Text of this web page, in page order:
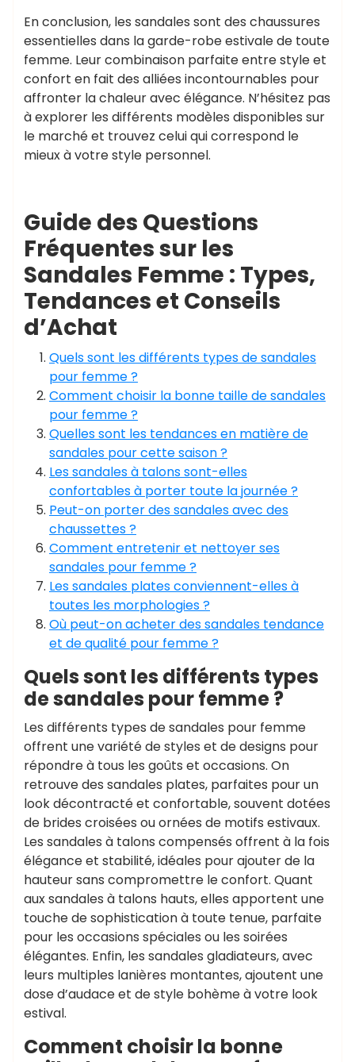
En conclusion, les sandales sont des chaussures
essentielles dans la garde-robe estivale de toute
femme. Leur combinaison parfaite entre style et
confort en fait des alliées incontournables pour
affronter la chaleur avec élégance. N’hésitez pas
à explorer les différents modèles disponibles sur
le marché et trouvez celui qui correspond le
mieux à votre style personnel.
Guide des Questions
Fréquentes sur les
Sandales Femme : Types,
Tendances et Conseils
d’Achat
Quels sont les différents types de sandales
pour femme ?
Comment choisir la bonne taille de sandales
pour femme ?
Quelles sont les tendances en matière de
sandales pour cette saison ?
Les sandales à talons sont-elles
confortables à porter toute la journée ?
Peut-on porter des sandales avec des
chaussettes ?
Comment entretenir et nettoyer ses
sandales pour femme ?
Les sandales plates conviennent-elles à
toutes les morphologies ?
Où peut-on acheter des sandales tendance
et de qualité pour femme ?
Quels sont les différents types
de sandales pour femme ?
Les différents types de sandales pour femme
offrent une variété de styles et de designs pour
répondre à tous les goûts et occasions. On
retrouve des sandales plates, parfaites pour un
look décontracté et confortable, souvent dotées
de brides croisées ou ornées de motifs estivaux.
Les sandales à talons compensés offrent à la fois
élégance et stabilité, idéales pour ajouter de la
hauteur sans compromettre le confort. Quant
aux sandales à talons hauts, elles apportent une
touche de sophistication à toute tenue, parfaite
pour les occasions spéciales ou les soirées
élégantes. Enfin, les sandales gladiateurs, avec
leurs multiples lanières montantes, ajoutent une
dose d’audace et de style bohème à votre look
estival.
Comment choisir la bonne